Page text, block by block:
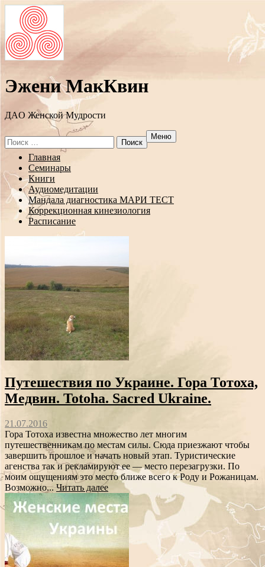
Эжени МакКвин
ДAO Женской Мудрости
Search
for:
Меню
Перейти
содержанию
Главная
Семинары
Книги
Аудиомедитации
Мандала диагностика МАРИ ТЕСТ
Коррекционная кинезиология
Расписание
Путешествия по Украине. Гора Тотоха,
Медвин. Totoha. Sacred Ukraine.
21.07.2016
Гора Тотоха известна множество лет многим
путешественникам по местам силы. Сюда приезжают чтобы
завершить прошлое и начать новый этап. Туристические
агенства так и рекламируют ее — место перезагрузки. По
моим ощущениям это место ближе всего к Роду и Рожаницам.
Возможно...Читать далее